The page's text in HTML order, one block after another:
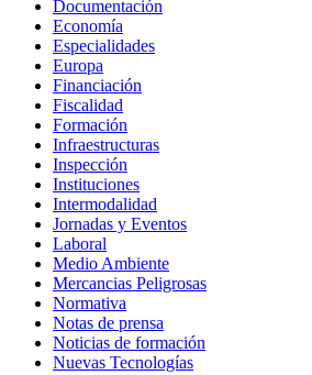
Documentación
Economía
Especialidades
Europa
Financiación
Fiscalidad
Formación
Infraestructuras
Inspección
Instituciones
Intermodalidad
Jornadas y Eventos
Laboral
Medio Ambiente
Mercancias Peligrosas
Normativa
Notas de prensa
Noticias de formación
Nuevas Tecnologías